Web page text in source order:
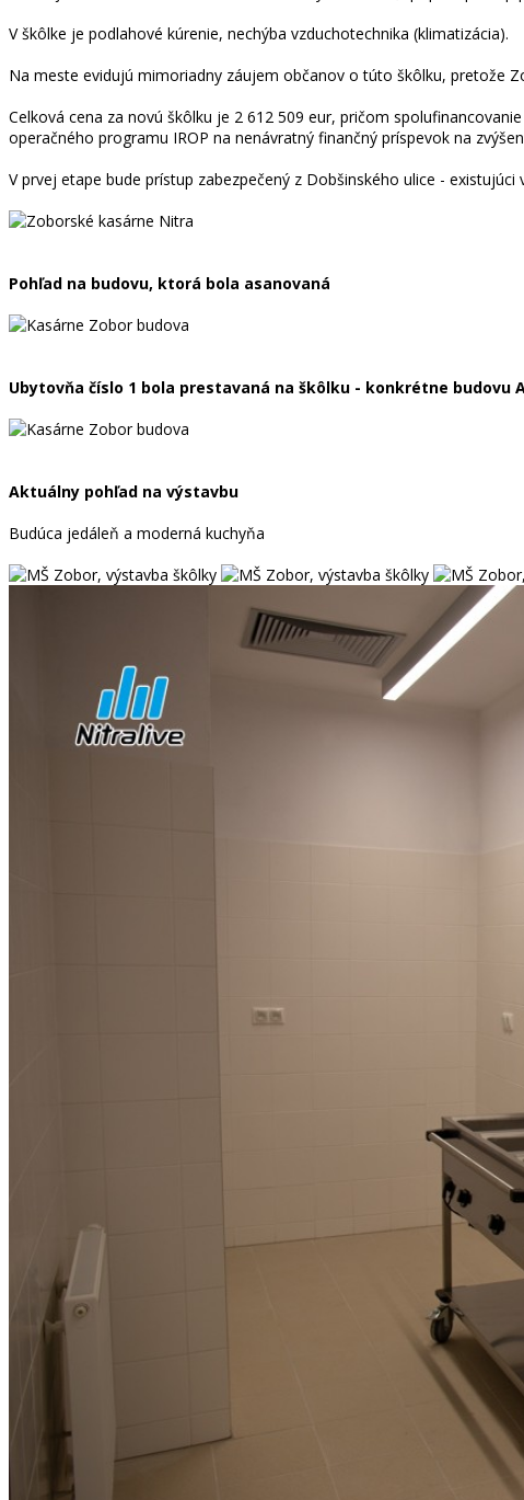
V škôlke je podlahové kúrenie, nechýba vzduchotechnika (klimatizácia).
Na meste evidujú mimoriadny záujem občanov o túto škôlku, pretože
Celková cena za novú škôlku je 2 612 509 eur, pričom
operačného programu IROP na nenávratný finančný príspevok na
V prvej etape bude prístup zabezpečený z Dobšinského ulice -
Pohľad na budovu, ktorá bola asanovaná
Ubytovňa číslo 1 bola prestavaná na škôlku - konkrétne budovu
Aktuálny pohľad na výstavbu
Budúca jedáleň a moderná kuchyňa